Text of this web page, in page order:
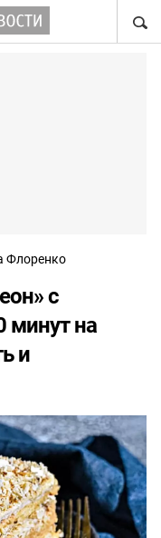
Флоренко
с
минут на
и